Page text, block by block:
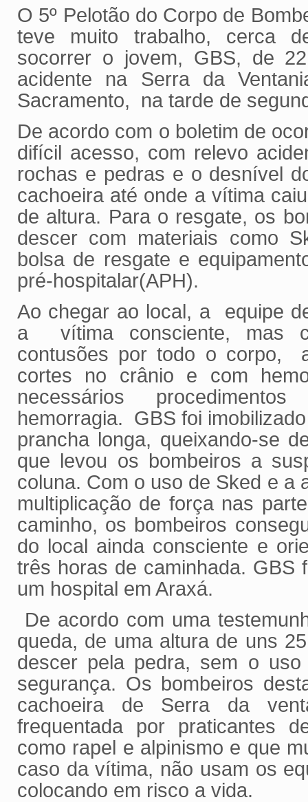
O 5º Pelotão do Corpo de
teve muito trabalho, cerca
socorrer o jovem, GBS, de
acidente na Serra da
Sacramento, na tarde de
De acordo com o boletim de
difícil acesso, com relevo
rochas e pedras e o desnível
cachoeira até onde a vítima
de altura. Para o resgate, os
descer com materiais como
bolsa de resgate e
pré-hospitalar(APH).
Ao chegar ao local, a equipe
a vítima consciente, mas
contusões por todo o corpo,
cortes no crânio e com
necessários
hemorragia. GBS foi
prancha longa, queixando-se
que levou os bombeiros a
coluna. Com o uso de Sked e a
multiplicação de força nas
caminho, os bombeiros
do local ainda consciente e
três horas de caminhada. GBS
um hospital em Araxá.
De acordo com uma
queda, de uma altura de uns
descer pela pedra, sem o uso
segurança. Os bombeiros
cachoeira de Serra da
frequentada por praticantes
como rapel e alpinismo e que
caso da vítima, não usam os
colocando em risco a vida.